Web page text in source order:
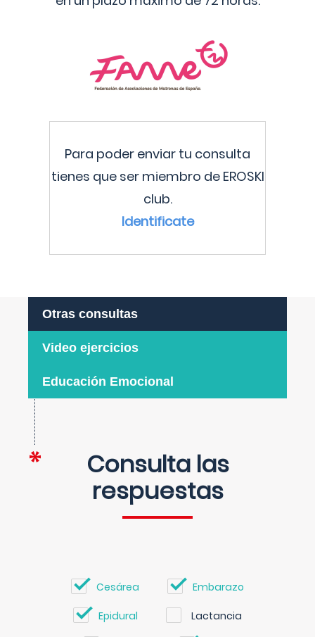
Para poder enviar tu consulta
tienes que ser miembro de EROSKI
club.
Identificate
Otras consultas
Video ejercicios
Educación Emocional
Consulta las
respuestas
Cesárea Embarazo
Epidural Lactancia